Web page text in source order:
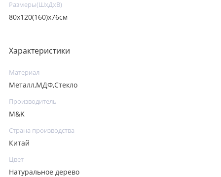
Размеры(ШхДхВ)
80x120(160)х76см
Характеристики
Материал
Металл,МДФ,Стекло
Производитель
M&K
Страна производства
Китай
Цвет
Натуральное дерево